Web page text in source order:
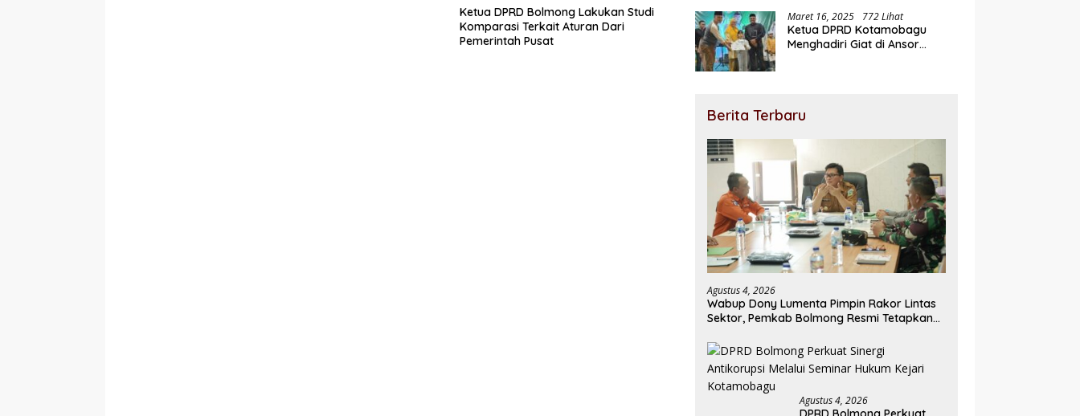
Ketua DPRD Bolmong Lakukan Studi
Komparasi Terkait Aturan Dari
Pemerintah Pusat
Maret 16, 2025 772 Lihat
Ketua DPRD Kotamobagu
Menghadiri Giat di Ansor
Berita Terbaru
Agustus 4, 2026
Wabup Dony Lumenta Pimpin Rakor Lintas
Sektor, Pemkab Bolmong Resmi Tetapkan
Agustus 4, 2026